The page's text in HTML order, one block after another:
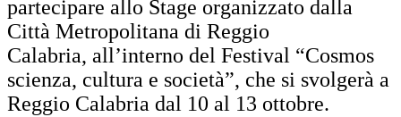
partecipare allo Stage organizzato dalla
Città Metropolitana di Reggio
Calabria, all’interno del Festival “Cosmos
scienza, cultura e società”, che si svolgerà a
Reggio Calabria dal 10 al 13 ottobre.